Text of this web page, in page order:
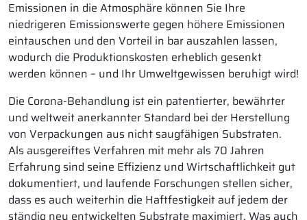
Emissionen in die Atmosphäre können Sie Ihre
niedrigeren Emissionswerte gegen höhere Emissionen
eintauschen und den Vorteil in bar auszahlen lassen,
wodurch die Produktionskosten erheblich gesenkt
werden können – und Ihr Umweltgewissen beruhigt wird!
Die Corona-Behandlung ist ein patentierter, bewährter
und weltweit anerkannter Standard bei der Herstellung
von Verpackungen aus nicht saugfähigen Substraten.
Als ausgereiftes Verfahren mit mehr als 70 Jahren
Erfahrung sind seine Effizienz und Wirtschaftlichkeit gut
dokumentiert, und laufende Forschungen stellen sicher,
dass es auch weiterhin die Haftfestigkeit auf jedem der
ständig neu entwickelten Substrate maximiert. Was auch